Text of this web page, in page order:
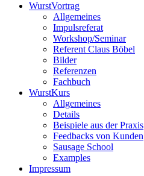
WurstVortrag
Allgemeines
Impulsreferat
Workshop/Seminar
Referent Claus Böbel
Bilder
Referenzen
Fachbuch
WurstKurs
Allgemeines
Details
Beispiele aus der Praxis
Feedbacks von Kunden
Sausage School
Examples
Impressum